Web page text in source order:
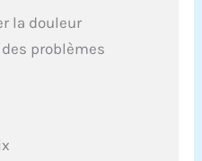
la douleur
problèmes